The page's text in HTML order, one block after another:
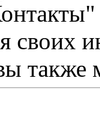
своих
также